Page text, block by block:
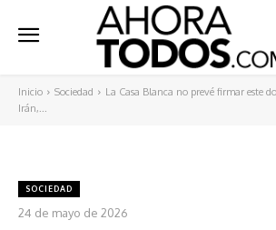
Inicio Sociedad
La Casa Blanca no prevé firmar este
Irán,...
SOCIEDAD
24 de mayo de 2026